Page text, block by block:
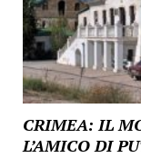
CRIMEA: IL
L’AMICO DI